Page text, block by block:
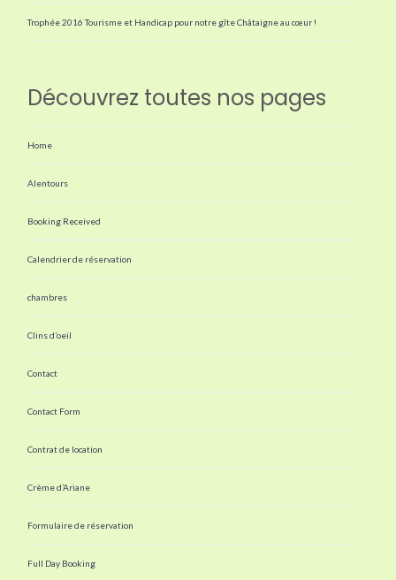
Trophée 2016 Tourisme et Handicap pour notre gîte Châtaigne au cœur !
Découvrez toutes nos pages
Home
Alentours
Booking Received
Calendrier de réservation
chambres
Clins d’oeil
Contact
Contact Form
Contrat de location
Crème d’Ariane
Formulaire de réservation
Full Day Booking